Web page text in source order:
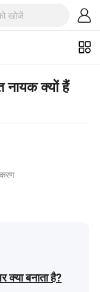
नायक क्यों हैं
क्या बनाता है?